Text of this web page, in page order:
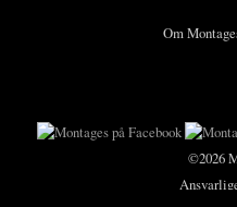
Om
©2026